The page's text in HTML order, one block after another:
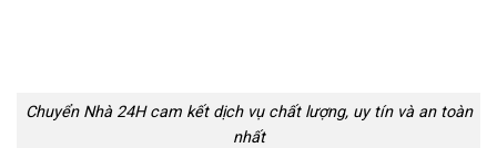
Chuyển Nhà 24H cam kết dịch vụ chất lượng, uy tín và an toàn
nhất